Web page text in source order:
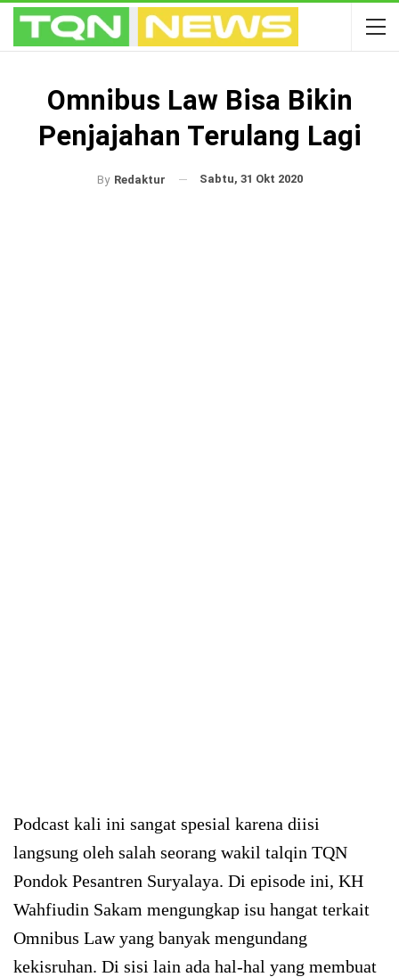
Omnibus Law Bisa Bikin
Penjajahan Terulang Lagi
By Redaktur Sabtu, 31 Okt 2020
Podcast kali ini sangat spesial karena diisi
langsung oleh salah seorang wakil talqin TQN
Pondok Pesantren Suryalaya. Di episode ini, KH
Wahfiudin Sakam mengungkap isu hangat terkait
Omnibus Law yang banyak mengundang
kekisruhan. Di sisi lain ada hal-hal yang membuat